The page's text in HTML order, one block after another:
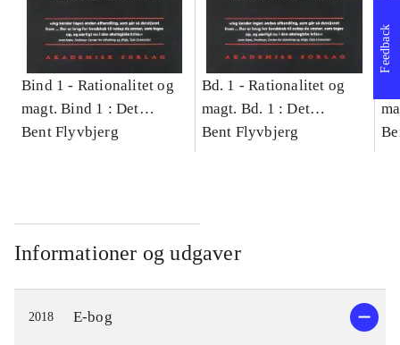
Bind 1 - Rationalitet og
magt. Bind 1 : Det
konkretes videnskab
Bent Flyvbjerg
Bd. 1 -Rationalitet og
magt. Bd. 1 : Det
konkretes videnskab
Bent Flyvbjerg
Informationer og udgaver
2018 E-bog
Feedback